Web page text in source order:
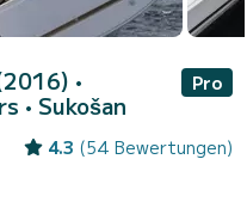
•
• Sukošan
Pro
4.3 (54 Bewertungen)